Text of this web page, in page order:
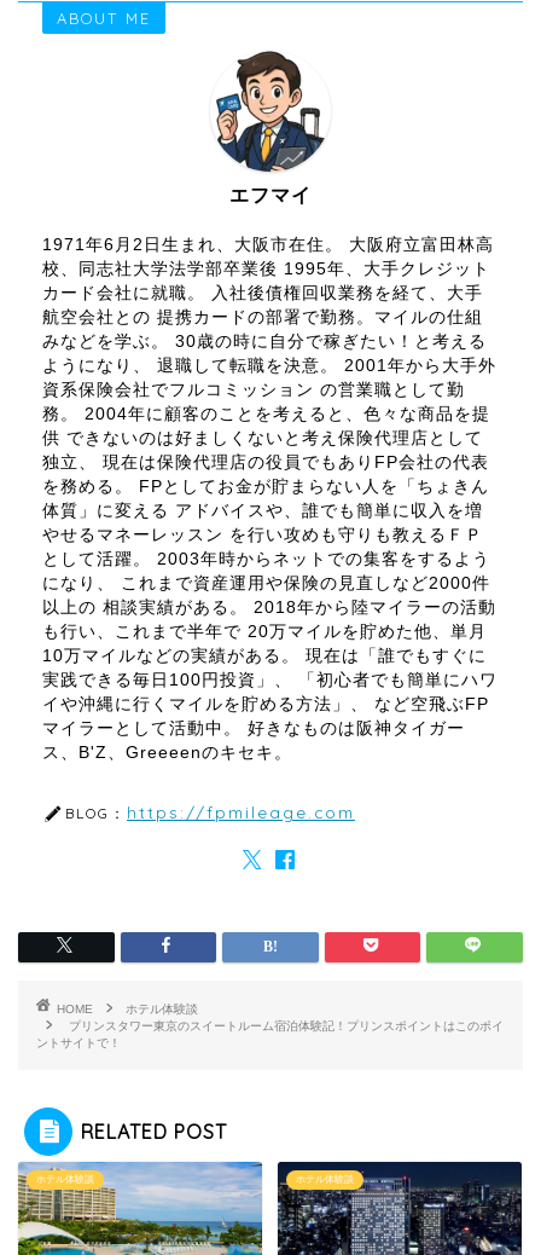
ABOUT ME
エフマイ
1971年6月2日生まれ、大阪市在住。 大阪府立富田林高
校、同志社大学法学部卒業後 1995年、大手クレジット
カード会社に就職。 入社後債権回収業務を経て、大手
航空会社との 提携カードの部署で勤務。マイルの仕組
みなどを学ぶ。 30歳の時に自分で稼ぎたい！と考える
ようになり、 退職して転職を決意。 2001年から大手外
資系保険会社でフルコミッション の営業職として勤
務。 2004年に顧客のことを考えると、色々な商品を提
供 できないのは好ましくないと考え保険代理店として
独立、 現在は保険代理店の役員でもありFP会社の代表
を務める。 FPとしてお金が貯まらない人を「ちょきん
体質」に変える アドバイスや、誰でも簡単に収入を増
やせるマネーレッスン を行い攻めも守りも教えるＦＰ
として活躍。 2003年時からネットでの集客をするよう
になり、 これまで資産運用や保険の見直しなど2000件
以上の 相談実績がある。 2018年から陸マイラーの活動
も行い、これまで半年で 20万マイルを貯めた他、単月
10万マイルなどの実績がある。 現在は「誰でもすぐに
実践できる毎日100円投資」、 「初心者でも簡単にハワ
イや沖縄に行くマイルを貯める方法」、 など空飛ぶFP
マイラーとして活動中。 好きなものは阪神タイガー
ス、B'Z、Greeeenのキセキ。
BLOG： https://fpmileage.com
HOME
ホテル体験談
プリンスタワー東京のスイートルーム宿泊体験記！プリンスポイントはこのポイ
ントサイトで！
RELATED POST
ホテル体験談 ホテル体験談